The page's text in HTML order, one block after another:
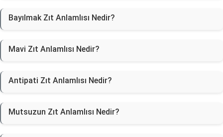
Bayılmak Zıt Anlamlısı Nedir?
Mavi Zıt Anlamlısı Nedir?
Antipati Zıt Anlamlısı Nedir?
Mutsuzun Zıt Anlamlısı Nedir?